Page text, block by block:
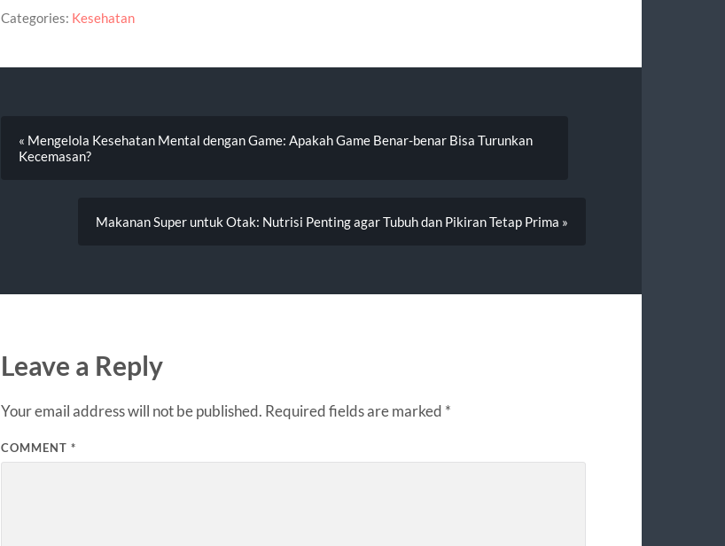
Categories: Kesehatan
« Mengelola Kesehatan Mental dengan Game: Apakah Game Benar-benar Bisa Turunkan
Kecemasan?
Makanan Super untuk Otak: Nutrisi Penting agar Tubuh dan Pikiran Tetap Prima »
Leave a Reply
Your email address will not be published. Required fields are marked *
COMMENT *